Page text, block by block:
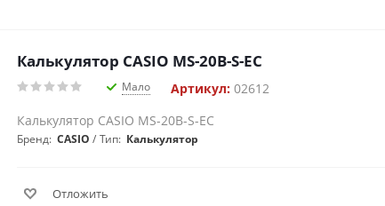
Калькулятор CASIO MS-20B-S-EC
Мало Артикул: 02612
Калькулятор CASIO MS-20B-S-EC
Бренд: CASIO Тип: Калькулятор
Отложить